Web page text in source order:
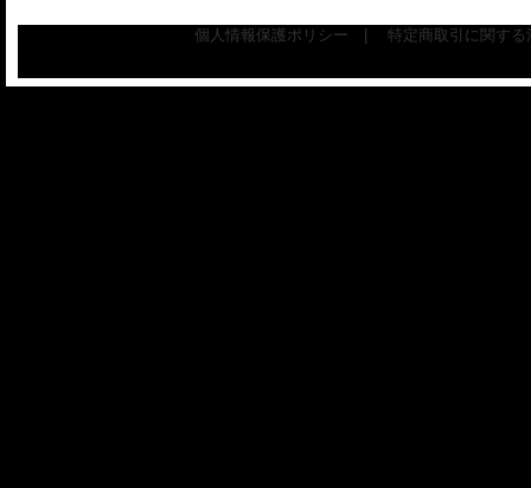
個人情報保護ポリシー 特定商取引に関す